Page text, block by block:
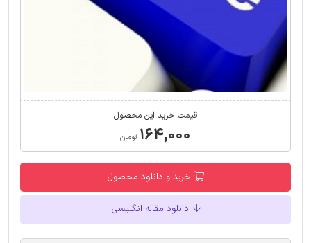
قیمت خرید این محصول
۱۶۴,۰۰۰ تومان
خرید و دانلود محصول
دانلود مقاله انگلیسی